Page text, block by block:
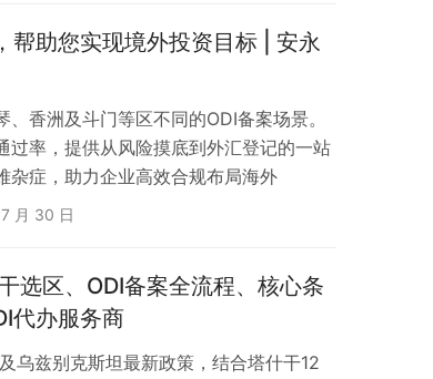
帮助您实现境外投资目标 | 安永
香洲及斗门等区不同的ODI备案场景。
过率，提供从风险摸底到外汇登记的一站
杂症，助力企业高效合规布局海外
月 30 日
选区、ODI备案全流程、核心条
代办服务商
乌兹别克斯坦最新政策，结合塔什干12